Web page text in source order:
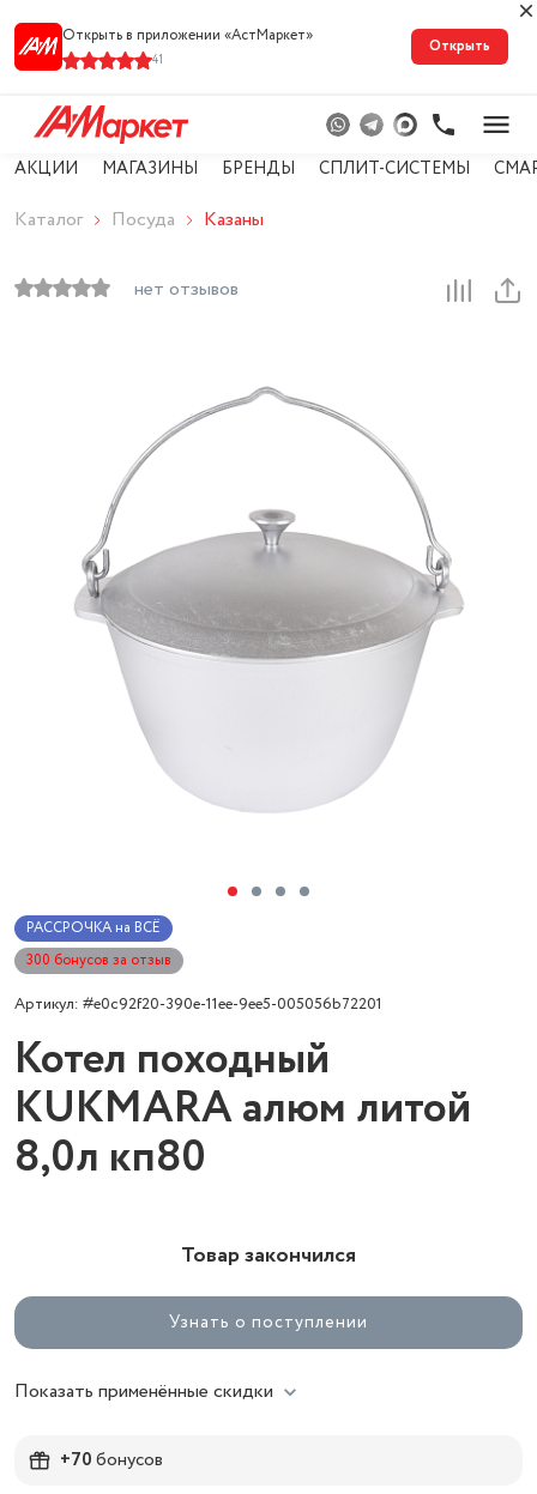
Открыть в приложении «АстМарке‪т‬»
41
Открыть
АКЦИИ МАГАЗИНЫ БРЕНДЫ СПЛИТ-СИСТЕМЫ
Каталог Посуда Казаны
нет отзывов
РАССРОЧКА на ВСЁ
300 бонусов за отзыв
Артикул: #e0c92f20-390e-11ee-9ee5-005056b72201
Котел походный
KUKMARA алюм литой
8,0л кп80
Товар закончился
Узнать о поступлении
Показать применённые скидки
+70бонусов